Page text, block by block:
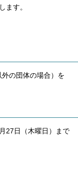
ます。
の団体の場合）を
27日（木曜日）まで